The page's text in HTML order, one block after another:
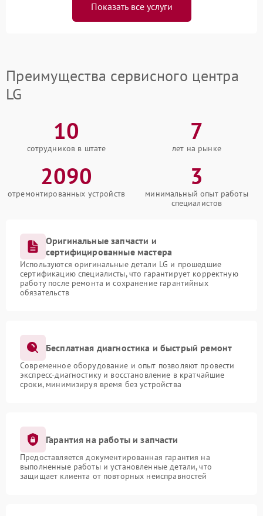
Показать все услуги
Преимущества сервисного центра
LG
10
сотрудников в штате
7
лет на рынке
2090
отремонтированных устройств
3
минимальный опыт работы
специалистов
Оригинальные запчасти и
сертифицированные мастера
Используются оригинальные детали LG и прошедшие
сертификацию специалисты, что гарантирует корректную
работу после ремонта и сохранение гарантийных
обязательств
Бесплатная диагностика и быстрый ремонт
Современное оборудование и опыт позволяют провести
экспресс-диагностику и восстановление в кратчайшие
сроки, минимизируя время без устройства
Гарантия на работы и запчасти
Предоставляется документированная гарантия на
выполненные работы и установленные детали, что
защищает клиента от повторных неисправностей